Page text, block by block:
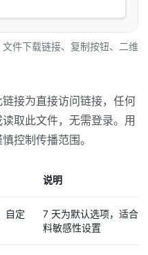
件下载链接、复制按钮、二维
接为直接访问链接，任何
取此文件，无需登录。用
控制传播范围。
说明
自定
7 天为默认选项，适合
料敏感性设置